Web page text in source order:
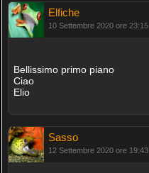
Elfiche
10 Settembre 2020 ore 23:15
Bellissimo primo piano
Ciao
Elio
Sasso
12 Settembre 2020 ore 19:43